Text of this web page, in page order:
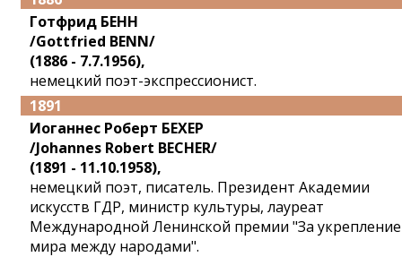
Готфрид БЕНН
/Gottfried BENN/
(1886 - 7.7.1956),
немецкий поэт-экспрессионист.
1891
Иоганнес Роберт БЕХЕР
/Johannes Robert BECHER/
(1891 - 11.10.1958),
немецкий поэт, писатель. Президент Академии
искусств ГДР, министр культуры, лауреат
Международной Ленинской премии "За укрепление
мира между народами".